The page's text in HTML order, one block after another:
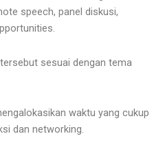
speech, panel diskusi,
sesuai dengan tema
waktu yang cukup
dan networking.